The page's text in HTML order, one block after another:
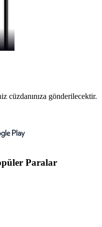
cüzdanınıza gönderilecektir.
Paralar